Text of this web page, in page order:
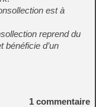
est à
reprend du
bénéficie d’un
1 commentaire